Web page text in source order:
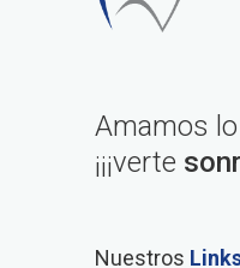
Amamos
¡¡¡verte
Nuestros